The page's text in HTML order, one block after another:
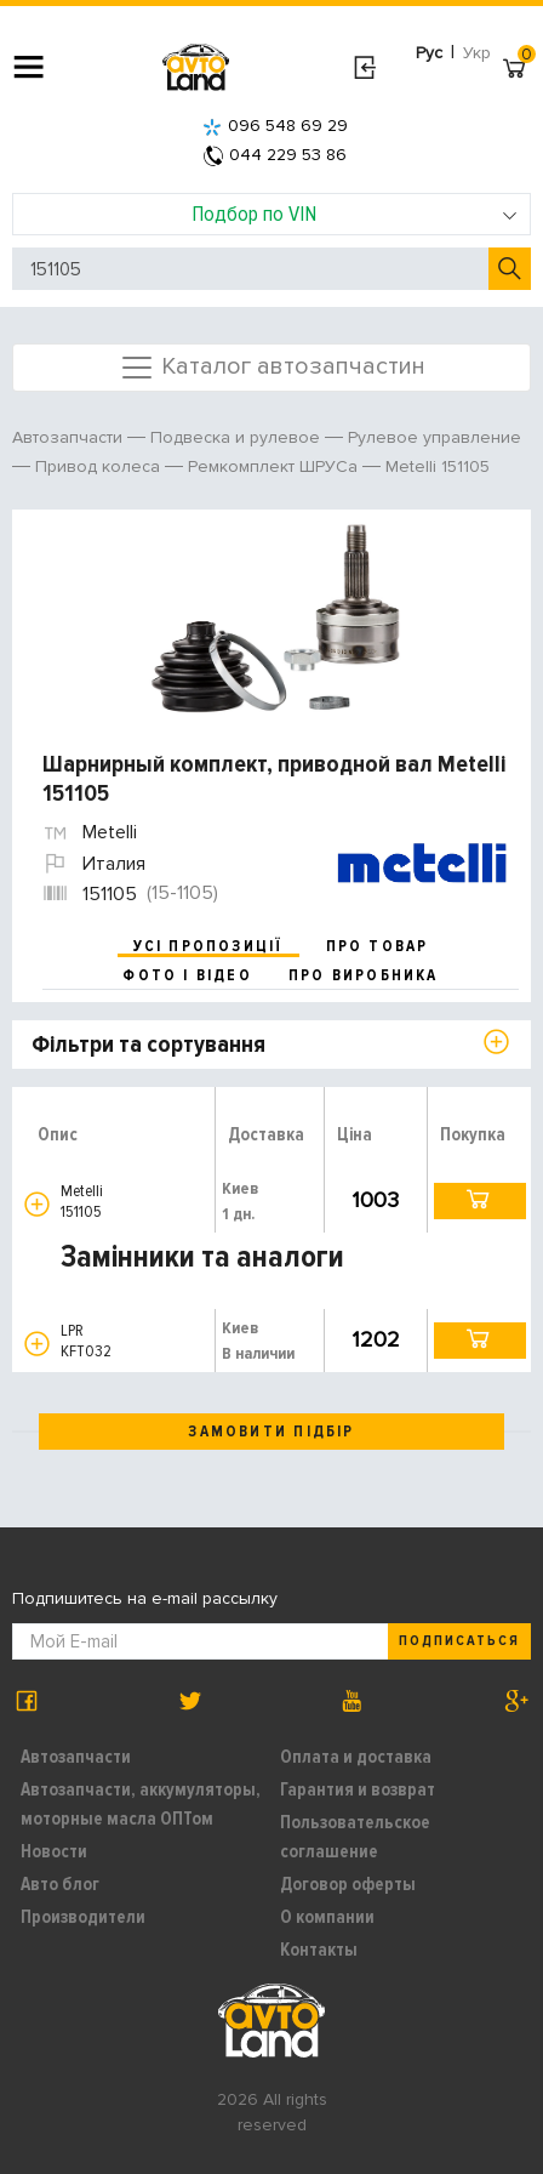
Рус | Укр
Подбор по VIN
096 548 69 29
044 229 53 86
0
Каталог автозапчастин
Автозапчасти Подвеска и рулевое
Рулевое управление
Привод колеса
Ремкомплект ШРУСа Metelli 151105
Шарнирный комплект, приводной вал Metelli
151105
Metelli
Италия
151105 (15-1105)
УСІ ПРОПОЗИЦІЇ
ПРО ТОВАР
ФОТО І ВІДЕО
ПРО ВИРОБНИКА
Фільтри та сортування
Опис Доставка Ціна Покупка
Metelli
151105
Киев
1 дн.
1003
Замінники та аналоги
LPR
KFT032
Киев
В наличии
1202
ЗАМОВИТИ ПІДБІР
2026 All rights
reserved
Автозапчасти
Автозапчасти, аккумуляторы,
моторные масла ОПТом
Новости
Авто блог
Производители
Оплата и доставка
Гарантия и возврат
Пользовательское
соглашение
Договор оферты
О компании
Контакты
Подпишитесь на e-mail рассылку
ПОДПИСАТЬСЯ